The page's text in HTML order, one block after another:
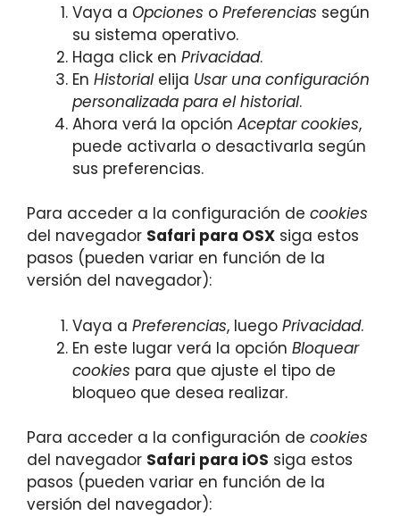
Vaya a Opciones o Preferencias según
su sistema operativo.
Haga click en Privacidad.
En Historialelija Usar una configuración
personalizada para el historial.
Ahora verá la opción Aceptar cookies,
puede activarla o desactivarla según
sus preferencias.
Para acceder a la configuración de cookies
del navegador Safari para OSX siga estos
pasos (pueden variar en función de la
versión del navegador):
Vaya a Preferencias, luego Privacidad.
En este lugar verá la opción Bloquear
cookies para que ajuste el tipo de
bloqueo que desea realizar.
Para acceder a la configuración de cookies
del navegador Safari para iOS siga estos
pasos (pueden variar en función de la
versión del navegador):